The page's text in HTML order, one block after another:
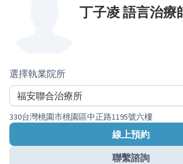
丁子凌語言治療
選擇執業院所
330台灣桃園市桃園區中正路1195號六樓
線上預約
聯繫諮詢